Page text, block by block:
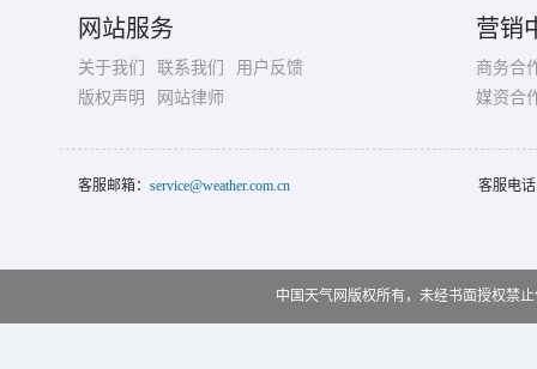
网站服务
关于我们 联系我们
用户反馈
版权声明
网站律师
营销
商务合
媒资合
客服邮箱： service@weather.com.cn 客服电
中国天气网版权所有，未经书面授权